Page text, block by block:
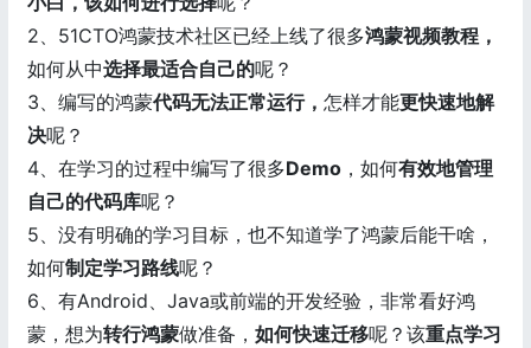
2、51CTO鸿蒙技术社区已经上线了很多鸿蒙视频教程，
如何从中选择最适合自己的呢？
3、编写的鸿蒙代码无法正常运行， 怎样才能更快速地解
决呢？
4、在学习的过程中编写了很多Demo ，如何有效地管理
自己的代码库呢？
5、没有明确的学习目标，也不知道学了鸿蒙后能干啥，
如何制定学习路线呢？
6、有Android、Java或前端的开发经验，非常看好鸿
蒙，想为转行鸿蒙做准备， 如何快速迁移呢？该重点学习